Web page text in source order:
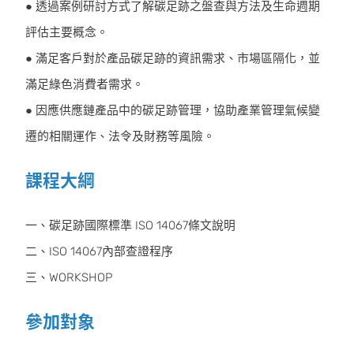
● 透過案例研討方式了解碳足跡之盤查與方法及生命週期
評估主要概念。
● 滿足客戶對於產品碳足跡的資訊需求、市場區隔化，並
滿足綠色消費者需求。
● 因應供應鏈產品中的碳足跡管理，協助產業管理氣候變
遷的相關運作、法令及財務等風險。
課程大綱
一、碳足跡國際標準 ISO 14067條文說明
二、ISO 14067內部查證程序
三、WORKSHOP
參加對象